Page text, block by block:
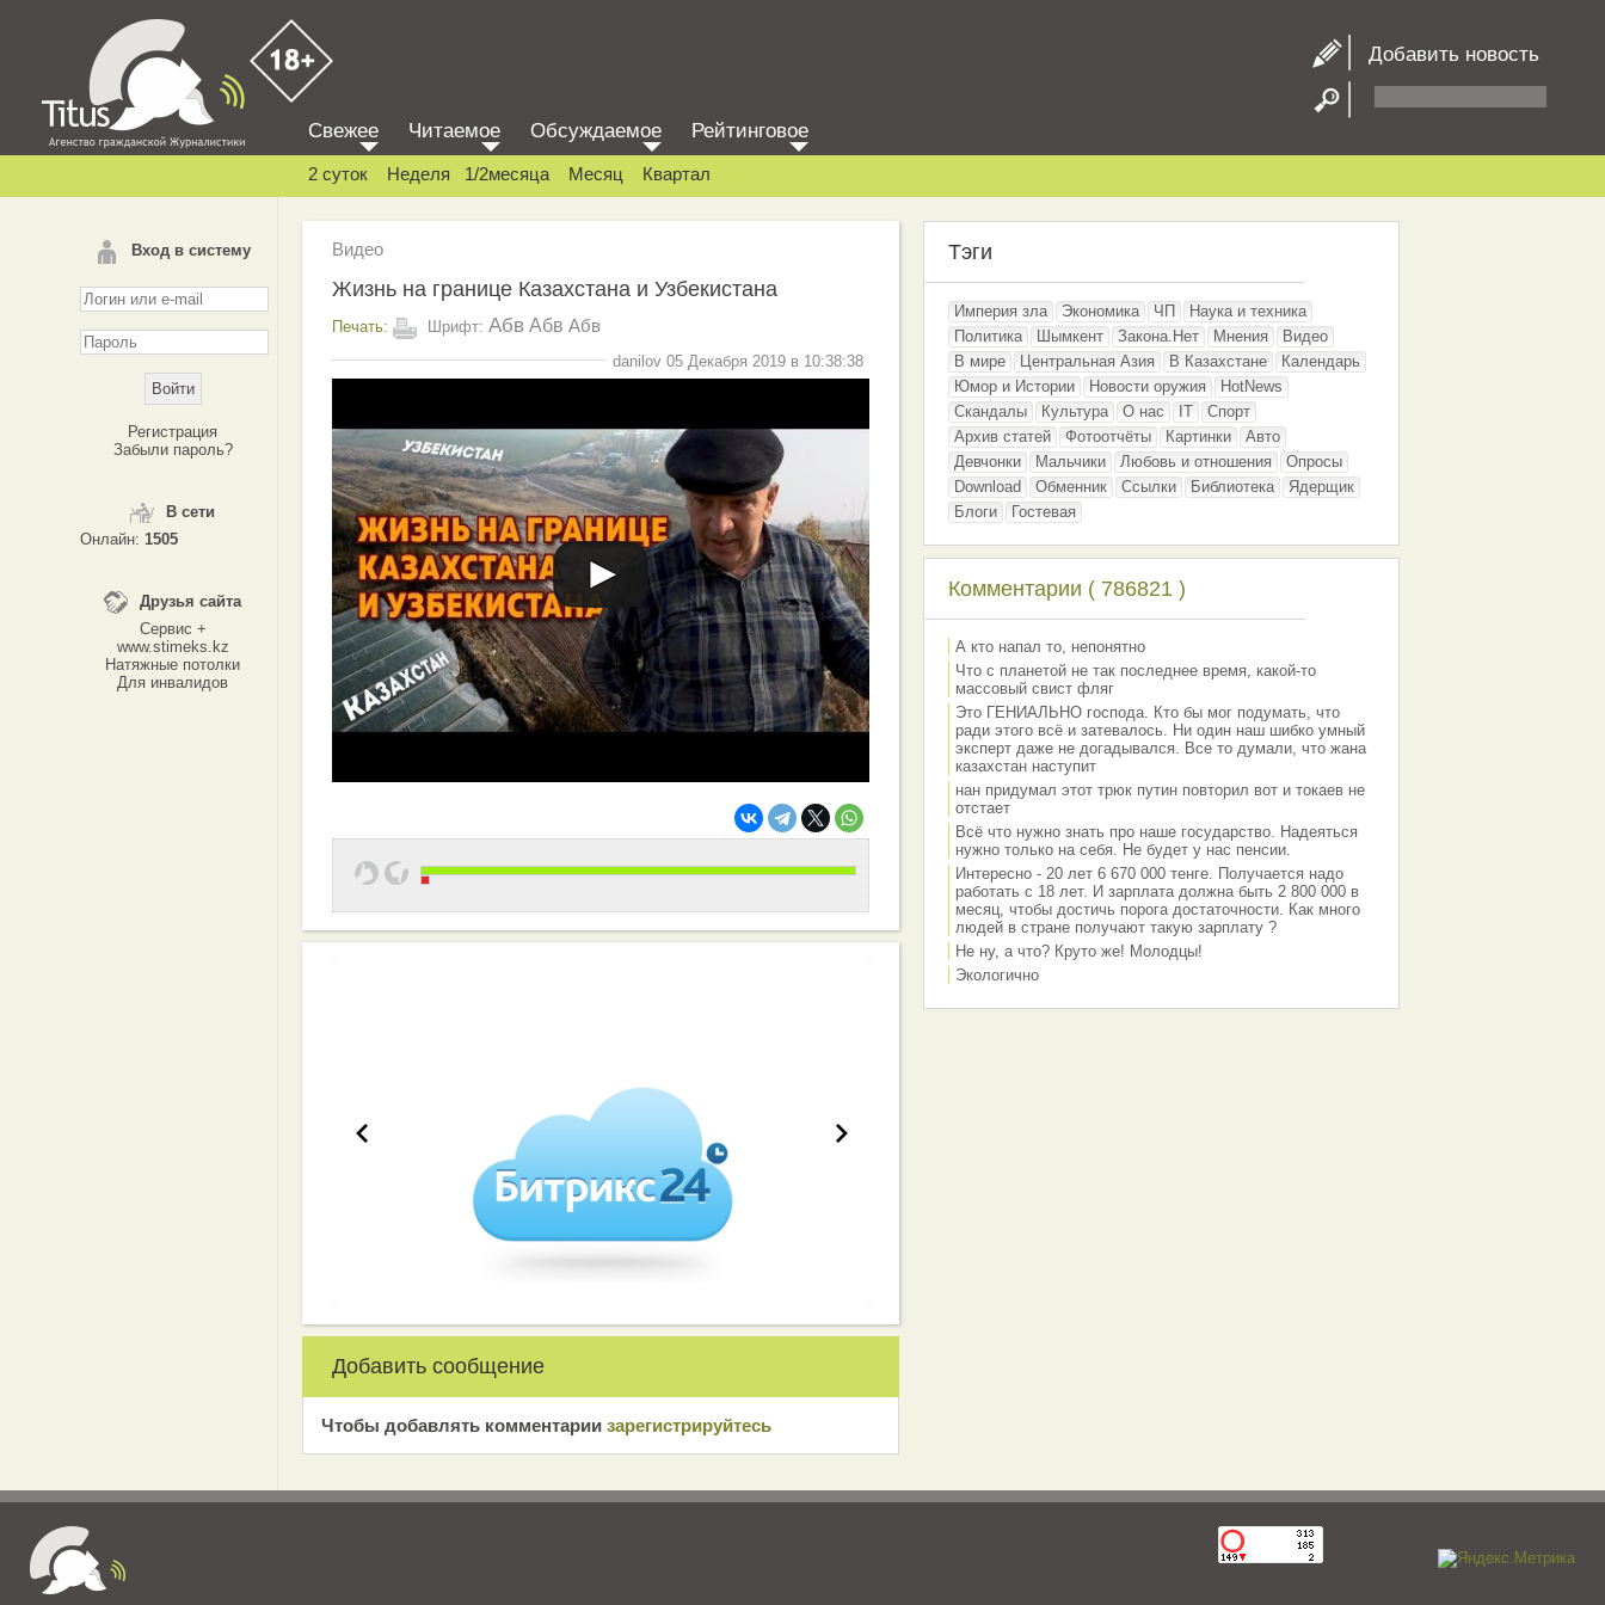
Добавить новость
Вход в систему
Регистрация
Забыли пароль?
В сети
Онлайн: 1505
Друзья сайта
Сервис +
www.stimeks.kz
Натяжные потолки
Для инвалидов
Свежее Читаемое Обсуждаемое Рейтинговое
2 суток Неделя 1/2месяца Месяц Квартал
Видео
Жизнь на границе Казахстана и Узбекистана
Печать: Шрифт: Абв Абв Абв
danilov 05 Декабря 2019 в 10:38:38
Добавить сообщение
Чтобы добавлять комментарии зарeгиcтрирyйтeсь
Тэги
Империя зла Экономика ЧП
Наука и техника
Политика
Шымкент Закона.Нет Мнения
Видео
В мире
Центральная Азия В Казахстане
Календарь
Юмор и Истории
Новости оружия
HotNews
Скандалы
Культура О нас IT
Спорт
Архив статей
Фотоотчёты Картинки
Авто
Девчонки
Мальчики Любовь и отношения
Опросы
Download
Обменник Ссылки Библиотека
Ядерщик
Блоги
Гостевая
Комментарии ( 786821 )
А кто напал то, непонятно
Что с планетой не так последнее время, какой-то
массовый свист фляг
Это ГЕНИАЛЬНО господа. Кто бы мог подумать, что
ради этого всё и затевалось. Ни один наш шибко умный
эксперт даже не догадывался. Все то думали, что жана
казахстан наступит
нан придумал этот трюк путин повторил вот и токаев не
отстает
Всё что нужно знать про наше государство. Надеяться
нужно только на себя. Не будет у нас пенсии.
Интересно - 20 лет 6 670 000 тенге. Получается надо
работать с 18 лет. И зарплата должна быть 2 800 000 в
месяц, чтобы достичь порога достаточности. Как много
людей в стране получают такую зарплату ?
Не ну, а что? Круто же! Молодцы!
Экологично